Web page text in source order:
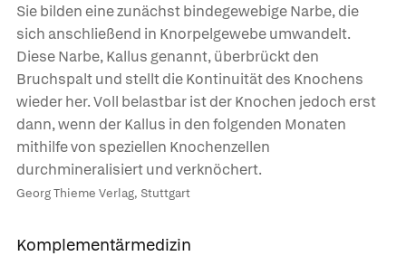
Sie bilden eine zunächst bindegewebige Narbe, die
sich anschließend in Knorpelgewebe umwandelt.
Diese Narbe, Kallus genannt, überbrückt den
Bruchspalt und stellt die Kontinuität des Knochens
wieder her. Voll belastbar ist der Knochen jedoch erst
dann, wenn der Kallus in den folgenden Monaten
mithilfe von speziellen Knochenzellen
durchmineralisiert und verknöchert.
Georg Thieme Verlag, Stuttgart
Komplementärmedizin